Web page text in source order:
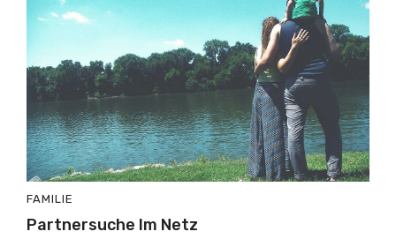
FAMILIE
Partnersuche Im Netz